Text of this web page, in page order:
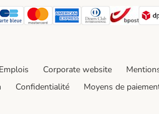
Method
Method
bleue Payment Method
Master card Payment Method
American express Payment
Diners club
Method
Payment Method
Emplois Corporate website
Confidentialité Moyens de